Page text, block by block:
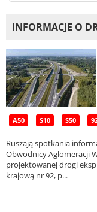
INFORMACJE O
A50 S10 S50
Ruszają spotkania
Obwodnicy Aglomeracji
projektowanej drogi
krajową nr 92, p...